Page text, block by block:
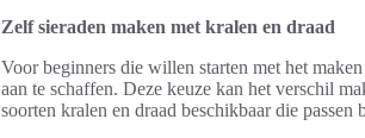
Zelf sieraden maken met kralen en draad
Voor beginners die willen starten met het
aan te schaffen. Deze keuze kan het verschil
soorten kralen en draad beschikbaar die